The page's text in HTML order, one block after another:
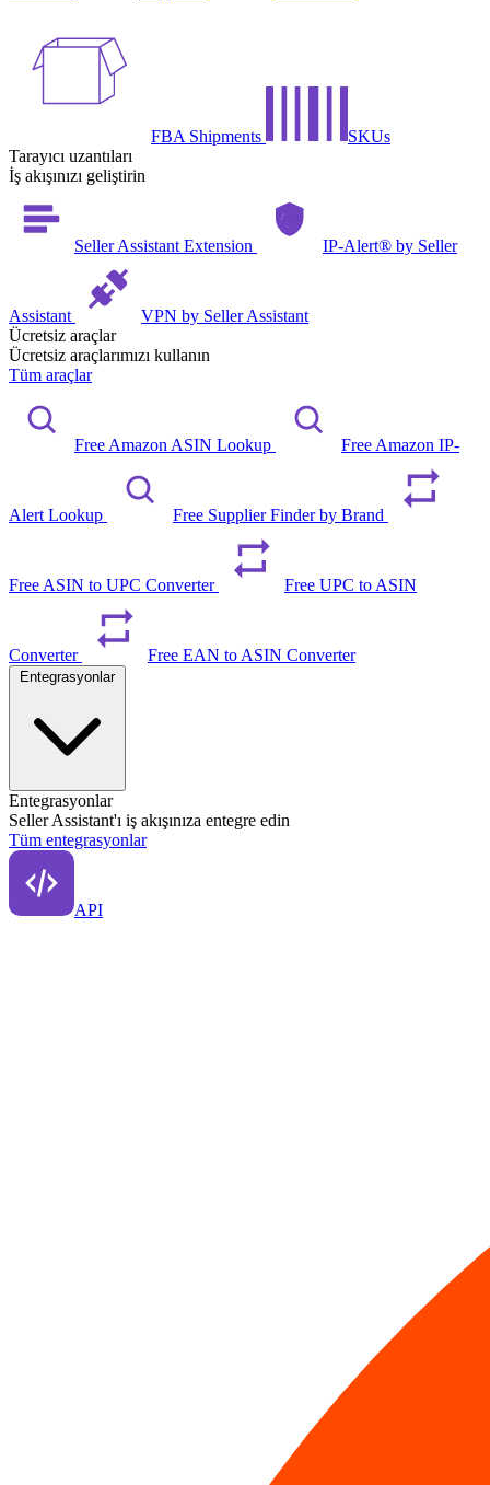
FBA Shipments
SKUs
Tarayıcı uzantıları
İş akışınızı geliştirin
Seller Assistant Extension IP-Alert® by Seller
Assistant
VPN by Seller Assistant
Ücretsiz araçlar
Ücretsiz araçlarımızı kullanın
Tüm araçlar
Free Amazon ASIN Lookup Free Amazon IP-
Alert Lookup Free Supplier Finder by Brand
Free ASIN to UPC Converter Free UPC to ASIN
Converter Free EAN to ASIN Converter
Entegrasyonlar
Entegrasyonlar
Seller Assistant'ı iş akışınıza entegre edin
Tüm entegrasyonlar
API